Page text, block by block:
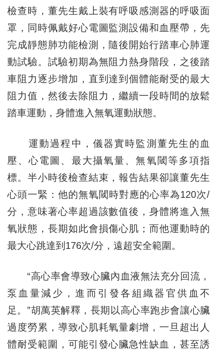
檢查時，董先生戴上裝有呼吸感測器的呼吸面
罩，同時佩戴好心電圖監測設備和血壓帶，先
完成靜態肺功能檢測，隨後開始行踏車心肺運
動試驗。試驗初期為無阻力熱身階段，之後踏
車阻力逐步增加，直到達到個體能耐受的最大
阻力值，然後去除阻力，繼續一段時間的放鬆
踏車運動，身體進入無氧運動狀態。
運動過程中，儀器實時監測董先生的血
壓、心電圖、最大攝氧量、無氧閾等多項指
標。半小時後檢查結束，報告結果卻讓董先生
心頭一緊：他的無氧閾時對應的心率為120次/
分，意味著心率超過該數值後，身體將進入無
氧狀態，長期如此會損傷心肌；而他運動時的
最大心跳達到176次/分，遠超安全範圍。
“高心率會導致心臟內血液無法充分回流，
泵血量減少，進而引發各組織器官供血不
足。”胡萬英解釋，長期以高心率跑步會讓心臟
過度勞累，導致心肌耗氧量劇增，一旦超出人
體耐受範圍，可能引發心臟急性缺血，甚至誘